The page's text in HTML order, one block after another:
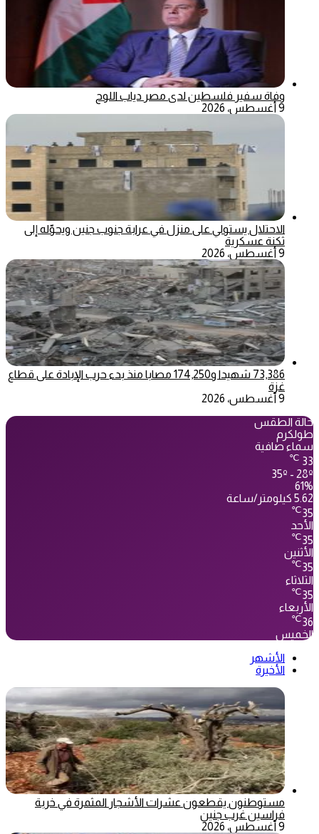
وفاة سفير فلسطين لدى مصر دياب اللوح
9 أغسطس، 2026
الاحتلال يستولي على منزل في عرابة جنوب جنين ويحوّله إلى
ثكنة عسكرية
9 أغسطس، 2026
73,386 شهيدا و174,250 مصابا منذ بدء حرب الإبادة على قطاع
غزة
9 أغسطس، 2026
حالة الطقس
طولكرم
سماء صافية
33
℃
35º - 28º
61%
5.62 كيلومتر/ساعة
35
℃
الأحد
35
℃
الأثنين
35
℃
الثلاثاء
35
℃
الأربعاء
36
℃
الخميس
الأشهر
الأخيرة
مستوطنون يقطعون عشرات الأشجار المثمرة في خربة
فراسين غرب جنين
9 أغسطس، 2026